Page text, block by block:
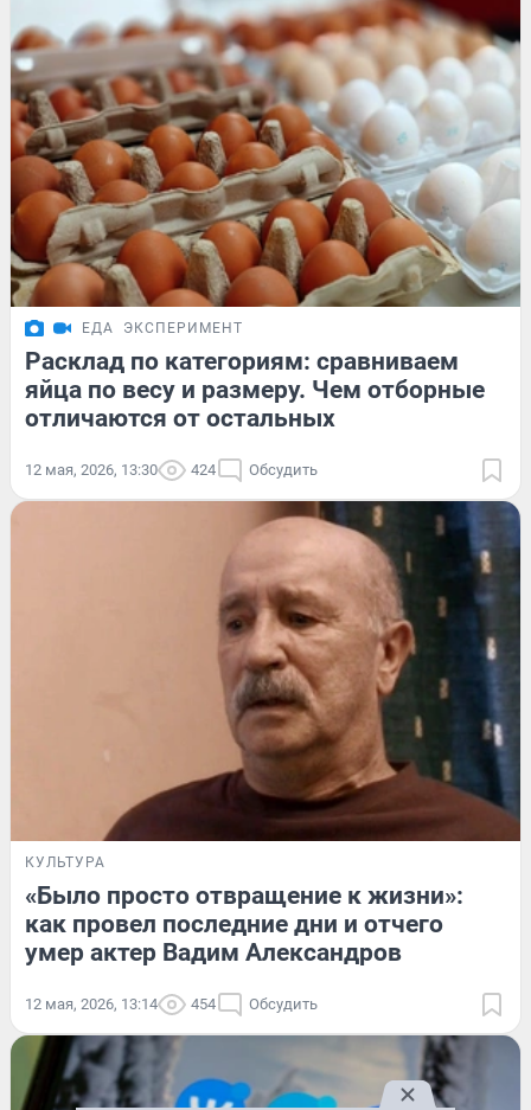
ЕДА ЭКСПЕРИМЕНТ
Расклад по категориям: сравниваем
яйца по весу и размеру. Чем отборные
отличаются от остальных
12 мая, 2026, 13:30 424 Обсудить
КУЛЬТУРА
«Было просто отвращение к жизни»:
как провел последние дни и отчего
умер актер Вадим Александров
12 мая, 2026, 13:14 454 Обсудить